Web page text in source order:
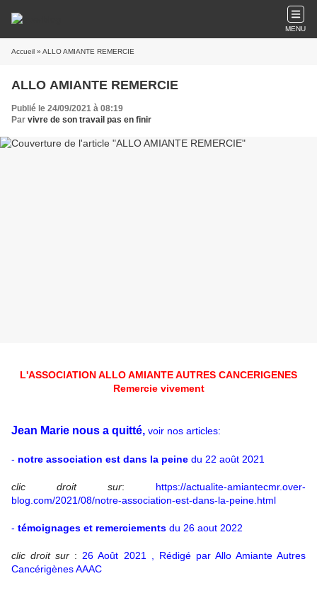
MENU
Accueil » ALLO AMIANTE REMERCIE
ALLO AMIANTE REMERCIE
Publié le 24/09/2021 à 08:19
Par vivre de son travail pas en finir
L'ASSOCIATION ALLO AMIANTE AUTRES CANCERIGENES
Remercie vivement
Jean Marie nous a quitté, voir nos articles:
- notre association est dans la peine du 22 août 2021
clic droit sur:
https://actualite-amiantecmr.over-
blog.com/2021/08/notre-association-est-dans-la-peine.html
- témoignages et remerciements du 26 aout 2022
clic droit sur : 26 Août 2021
, Rédigé par Allo Amiante Autres
Cancérigènes AAAC